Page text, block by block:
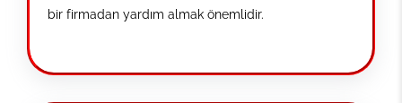
bir firmadan yardım almak önemlidir.